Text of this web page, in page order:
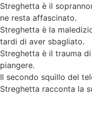
Streghetta è il
ne resta affascinato.
Streghetta è la
tardi di aver sbagliato.
Streghetta è il trauma
piangere.
Il secondo squillo del
Streghetta racconta la